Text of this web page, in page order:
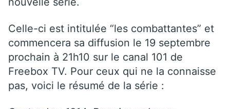
Celle-ci est intitulée “les combattantes” et
commencera sa diffusion le 19 septembre
prochain à 21h10 sur le canal 101 de
Freebox TV. Pour ceux qui ne la connaisse
pas, voici le résumé de la série :